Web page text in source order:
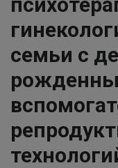
семьи с